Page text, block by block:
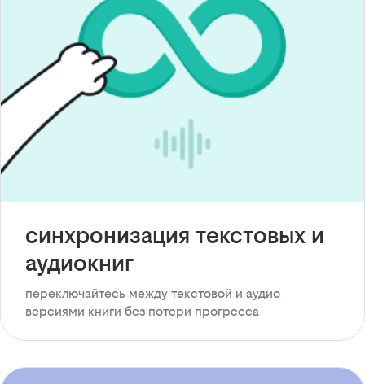
синхронизация текстовых и
аудиокниг
переключайтесь между текстовой и аудио
версиями книги без потери прогресса